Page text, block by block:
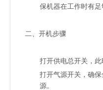
保机器在工作时有足
二、开机步骤
打开供电总开关，此
打开气源开关，确
源。